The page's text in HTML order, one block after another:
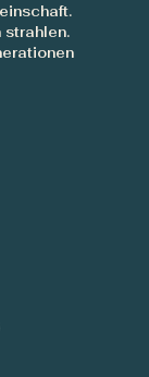
strahlen.